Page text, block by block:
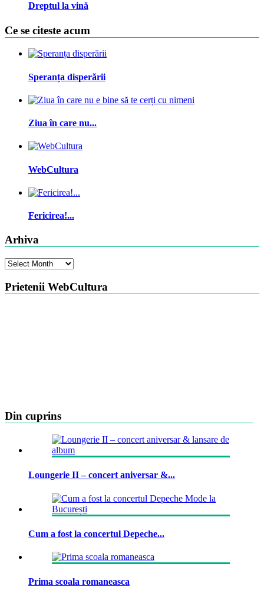
Dreptul la vină
Ce se citeste acum
Speranța disperării
Ziua în care nu...
WebCultura
Fericirea!...
Arhiva
Arhiva
Prietenii WebCultura
Din cuprins
Loungerie II – concert aniversar &...
Cum a fost la concertul Depeche...
Prima scoala romaneasca